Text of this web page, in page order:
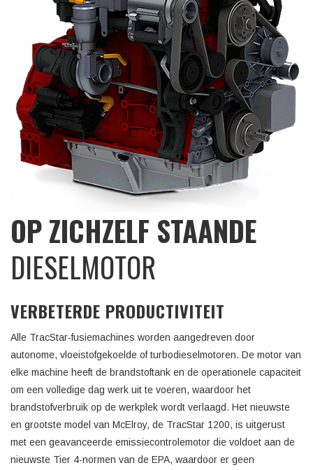
OP ZICHZELF STAANDE
DIESELMOTOR
VERBETERDE PRODUCTIVITEIT
Alle TracStar-fusiemachines worden aangedreven door
autonome, vloeistofgekoelde of turbodieselmotoren. De motor van
elke machine heeft de brandstoftank en de operationele capaciteit
om een volledige dag werk uit te voeren, waardoor het
brandstofverbruik op de werkplek wordt verlaagd. Het nieuwste
en grootste model van McElroy, de TracStar 1200, is uitgerust
met een geavanceerde emissiecontrolemotor die voldoet aan de
nieuwste Tier 4-normen van de EPA, waardoor er geen